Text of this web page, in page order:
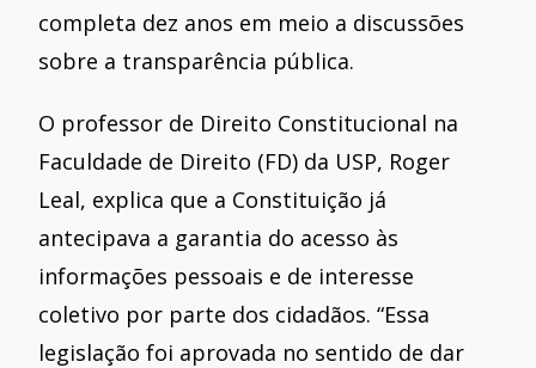
completa dez anos em meio a discussões
sobre a transparência pública.
O professor de Direito Constitucional na
Faculdade de Direito (FD) da USP, Roger
Leal, explica que a Constituição já
antecipava a garantia do acesso às
informações pessoais e de interesse
coletivo por parte dos cidadãos. “Essa
legislação foi aprovada no sentido de dar